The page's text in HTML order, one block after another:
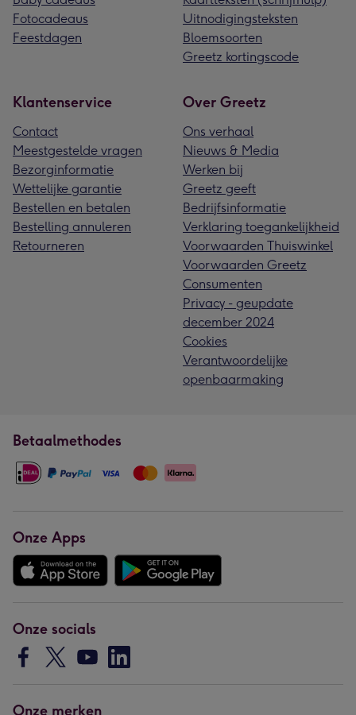
Fotocadeaus
Feestdagen
Uitnodigingsteksten
Bloemsoorten
Greetz kortingscode
Klantenservice
Contact
Meestgestelde vragen
Bezorginformatie
Wettelijke garantie
Bestellen en betalen
Bestelling annuleren
Retourneren
Over Greetz
Ons verhaal
Nieuws & Media
Werken bij
Greetz geeft
Bedrijfsinformatie
Verklaring toegankelijkheid
Voorwaarden Thuiswinkel
Voorwaarden Greetz
Consumenten
Privacy - geupdate
december 2024
Cookies
Verantwoordelijke
openbaarmaking
Betaalmethodes
Onze Apps
Onze socials
Onze merken